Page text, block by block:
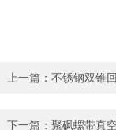
上一篇： 不锈钢双锥
下一篇： 聚砜螺带真